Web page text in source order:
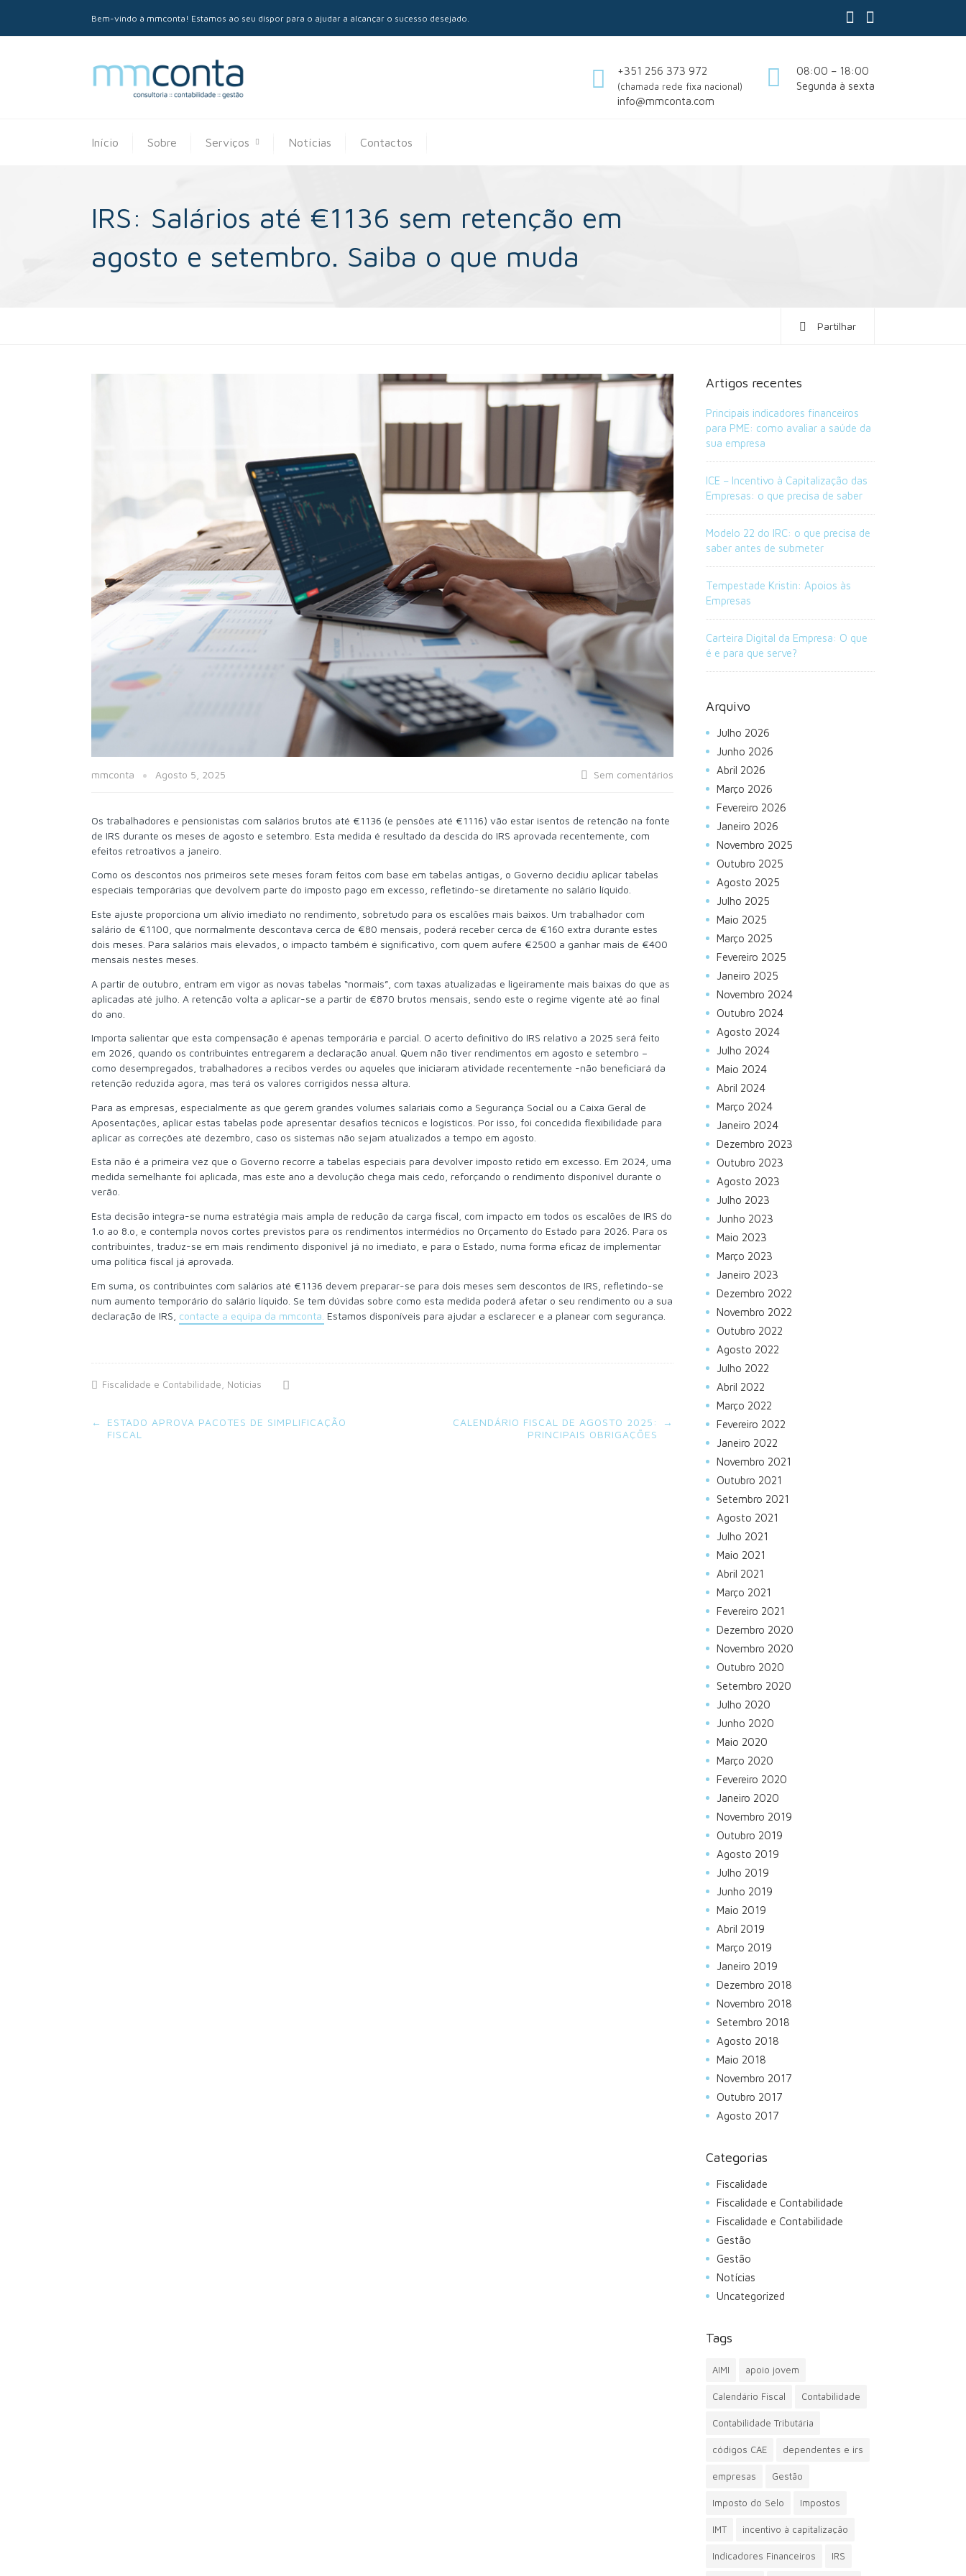
Bem-vindo à mmconta! Estamos ao seu dispor para o ajudar a alcançar o sucesso desejado.
08:00 – 18:00
Segunda à sexta
+351 256 373 972
(chamada rede fixa nacional)
info@mmconta.com
Início Sobre Serviços Notícias Contactos
IRS: Salários até €1136 sem retenção em
agosto e setembro. Saiba o que muda
Partilhar
mmconta Agosto 5, 2025 Sem comentários
Os trabalhadores e pensionistas com salários brutos até €1136 (e pensões até €1116) vão estar isentos de retenção na fonte
de IRS durante os meses de agosto e setembro. Esta medida é resultado da descida do IRS aprovada recentemente, com
efeitos retroativos a janeiro.
Como os descontos nos primeiros sete meses foram feitos com base em tabelas antigas, o Governo decidiu aplicar tabelas
especiais temporárias que devolvem parte do imposto pago em excesso, refletindo-se diretamente no salário líquido.
Este ajuste proporciona um alívio imediato no rendimento, sobretudo para os escalões mais baixos. Um trabalhador com
salário de €1100, que normalmente descontava cerca de €80 mensais, poderá receber cerca de €160 extra durante estes
dois meses. Para salários mais elevados, o impacto também é significativo, com quem aufere €2500 a ganhar mais de €400
mensais nestes meses.
A partir de outubro, entram em vigor as novas tabelas “normais”, com taxas atualizadas e ligeiramente mais baixas do que as
aplicadas até julho. A retenção volta a aplicar-se a partir de €870 brutos mensais, sendo este o regime vigente até ao final
do ano.
Importa salientar que esta compensação é apenas temporária e parcial. O acerto definitivo do IRS relativo a 2025 será feito
em 2026, quando os contribuintes entregarem a declaração anual. Quem não tiver rendimentos em agosto e setembro –
como desempregados, trabalhadores a recibos verdes ou aqueles que iniciaram atividade recentemente -não beneficiará da
retenção reduzida agora, mas terá os valores corrigidos nessa altura.
Para as empresas, especialmente as que gerem grandes volumes salariais como a Segurança Social ou a Caixa Geral de
Aposentações, aplicar estas tabelas pode apresentar desafios técnicos e logísticos. Por isso, foi concedida flexibilidade para
aplicar as correções até dezembro, caso os sistemas não sejam atualizados a tempo em agosto.
Esta não é a primeira vez que o Governo recorre a tabelas especiais para devolver imposto retido em excesso. Em 2024, uma
medida semelhante foi aplicada, mas este ano a devolução chega mais cedo, reforçando o rendimento disponível durante o
verão.
Esta decisão integra-se numa estratégia mais ampla de redução da carga fiscal, com impacto em todos os escalões de IRS do
1.o ao 8.o, e contempla novos cortes previstos para os rendimentos intermédios no Orçamento do Estado para 2026. Para os
contribuintes, traduz-se em mais rendimento disponível já no imediato, e para o Estado, numa forma eficaz de implementar
uma política fiscal já aprovada.
Em suma, os contribuintes com salários até €1136 devem preparar-se para dois meses sem descontos de IRS, refletindo-se
num aumento temporário do salário líquido. Se tem dúvidas sobre como esta medida poderá afetar o seu rendimento ou a sua
declaração de IRS, contacte a equipa da mmconta. Estamos disponíveis para ajudar a esclarecer e a planear com segurança.
Fiscalidade e Contabilidade Notícias
Post
navigation
←
ESTADO APROVA PACOTES DE SIMPLIFICAÇÃO
FISCAL
CALENDÁRIO FISCAL DE AGOSTO 2025:
PRINCIPAIS OBRIGAÇÕES
→
Artigos recentes
Principais indicadores financeiros
para PME: como avaliar a saúde da
sua empresa
ICE – Incentivo à Capitalização das
Empresas: o que precisa de saber
Modelo 22 do IRC: o que precisa de
saber antes de submeter
Tempestade Kristin: Apoios às
Empresas
Carteira Digital da Empresa: O que
é e para que serve?
Arquivo
Julho 2026
Junho 2026
Abril 2026
Março 2026
Fevereiro 2026
Janeiro 2026
Novembro 2025
Outubro 2025
Agosto 2025
Julho 2025
Maio 2025
Março 2025
Fevereiro 2025
Janeiro 2025
Novembro 2024
Outubro 2024
Agosto 2024
Julho 2024
Maio 2024
Abril 2024
Março 2024
Janeiro 2024
Dezembro 2023
Outubro 2023
Agosto 2023
Julho 2023
Junho 2023
Maio 2023
Março 2023
Janeiro 2023
Dezembro 2022
Novembro 2022
Outubro 2022
Agosto 2022
Julho 2022
Abril 2022
Março 2022
Fevereiro 2022
Janeiro 2022
Novembro 2021
Outubro 2021
Setembro 2021
Agosto 2021
Julho 2021
Maio 2021
Abril 2021
Março 2021
Fevereiro 2021
Dezembro 2020
Novembro 2020
Outubro 2020
Setembro 2020
Julho 2020
Junho 2020
Maio 2020
Março 2020
Fevereiro 2020
Janeiro 2020
Novembro 2019
Outubro 2019
Agosto 2019
Julho 2019
Junho 2019
Maio 2019
Abril 2019
Março 2019
Janeiro 2019
Dezembro 2018
Novembro 2018
Setembro 2018
Agosto 2018
Maio 2018
Novembro 2017
Outubro 2017
Agosto 2017
Categorias
Fiscalidade
Fiscalidade e Contabilidade
Fiscalidade e Contabilidade
Gestão
Gestão
Notícias
Uncategorized
Tags
AIMI apoio jovem
Calendário Fiscal Contabilidade
Contabilidade Tributária
códigos CAE dependentes e irs
empresas Gestão
Imposto do Selo Impostos
IMT incentivo à capitalização
Indicadores Financeiros IRS